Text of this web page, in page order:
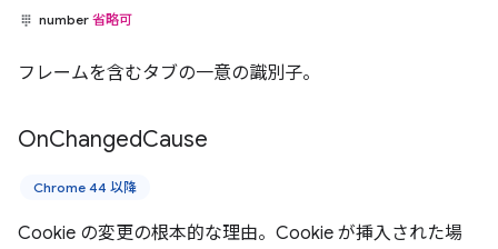
number 省略可
フレームを含むタブの一意の識別子。
OnChangedCause
Chrome 44 以降
Cookie の変更の根本的な理由。Cookie が挿入された場